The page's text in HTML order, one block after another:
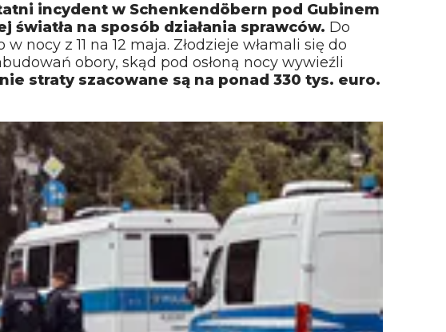
incydent w Schenkendöbern pod Gubinem
światła na sposób działania sprawców. Do
w nocy z 11 na 12 maja. Złodzieje włamali się do
obory, skąd pod osłoną nocy wywieźli
straty szacowane są na ponad 330 tys. euro.